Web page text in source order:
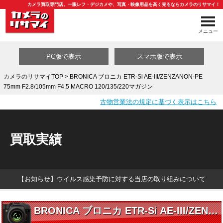
カメラ買取専門店。一眼レフ・デジカメや、写真・映像用品を高く売るならカメラのリサマイ！
メニュー
PC版で表示 スマホ版で表示
カメラのリサマイTOP> BRONICA ブロニカ ETR-Si AE-III/ZENZANON-PE
75mm F2.8/105mm F4.5 MACRO 120/135/220マガジン
古物営業法の規定に基づく表示はこちら
買取実績
【お知らせ】ウイルス感染予防に対する当店の取り組みについて
BRONICA ブロニカ ETR-Si AE-III/ZENZANON-PE 75mm F2.8/105mm F4.5 MACRO 120/135/220マガジン